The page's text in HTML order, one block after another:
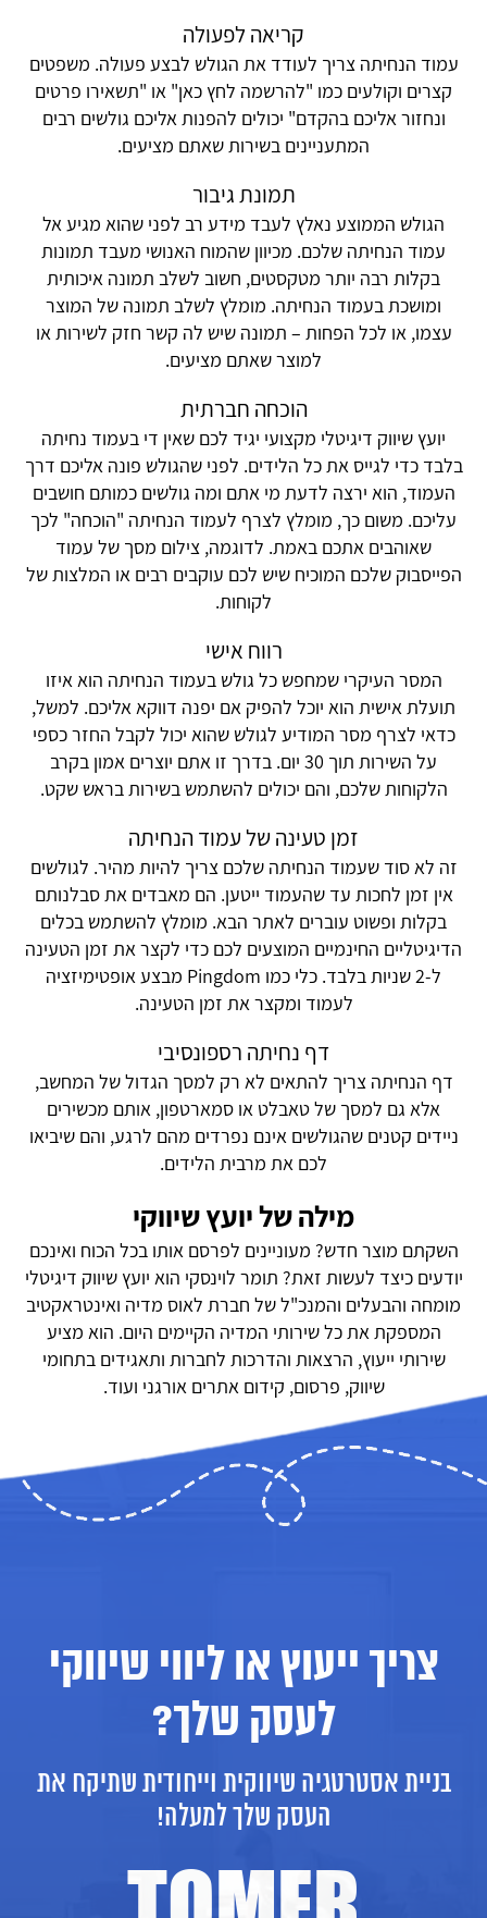
קריאה לפעולה
עמוד הנחיתה צריך לעודד את הגולש לבצע פעולה. משפטים
קצרים וקולעים כמו "להרשמה לחץ כאן" או "תשאירו פרטים
ונחזור אליכם בהקדם" יכולים להפנות אליכם גולשים רבים
המתעניינים בשירות שאתם מציעים.
תמונת גיבור
הגולש הממוצע נאלץ לעבד מידע רב לפני שהוא מגיע אל
עמוד הנחיתה שלכם. מכיוון שהמוח האנושי מעבד תמונות
בקלות רבה יותר מטקסטים, חשוב לשלב תמונה איכותית
ומושכת בעמוד הנחיתה. מומלץ לשלב תמונה של המוצר
עצמו, או לכל הפחות – תמונה שיש לה קשר חזק לשירות או
למוצר שאתם מציעים.
הוכחה חברתית
יועץ שיווק דיגיטלי מקצועי יגיד לכם שאין די בעמוד נחיתה
בלבד כדי לגייס את כל הלידים. לפני שהגולש פונה אליכם דרך
העמוד, הוא ירצה לדעת מי אתם ומה גולשים כמותם חושבים
עליכם. משום כך, מומלץ לצרף לעמוד הנחיתה "הוכחה" לכך
שאוהבים אתכם באמת. לדוגמה, צילום מסך של עמוד
הפייסבוק שלכם המוכיח שיש לכם עוקבים רבים או המלצות של
לקוחות.
רווח אישי
המסר העיקרי שמחפש כל גולש בעמוד הנחיתה הוא איזו
תועלת אישית הוא יוכל להפיק אם יפנה דווקא אליכם. למשל,
כדאי לצרף מסר המודיע לגולש שהוא יכול לקבל החזר כספי
על השירות תוך 30 יום. בדרך זו אתם יוצרים אמון בקרב
הלקוחות שלכם, והם יכולים להשתמש בשירות בראש שקט.
זמן טעינה של עמוד הנחיתה
זה לא סוד שעמוד הנחיתה שלכם צריך להיות מהיר. לגולשים
אין זמן לחכות עד שהעמוד ייטען. הם מאבדים את סבלנותם
בקלות ופשוט עוברים לאתר הבא. מומלץ להשתמש בכלים
הדיגיטליים החינמיים המוצעים לכם כדי לקצר את זמן הטעינה
ל-2 שניות בלבד. כלי כמו Pingdom מבצע אופטימיזציה
לעמוד ומקצר את זמן הטעינה.
דף נחיתה רספונסיבי
דף הנחיתה צריך להתאים לא רק למסך הגדול של המחשב,
אלא גם למסך של טאבלט או סמארטפון, אותם מכשירים
ניידים קטנים שהגולשים אינם נפרדים מהם לרגע, והם שיביאו
לכם את מרבית הלידים.
מילה של יועץ שיווקי
השקתם מוצר חדש? מעוניינים לפרסם אותו בכל הכוח ואינכם
יודעים כיצד לעשות זאת? תומר לוינסקי הוא יועץ שיווק דיגיטלי
מומחה והבעלים והמנכ"ל של חברת לאוס מדיה ואינטראקטיב
המספקת את כל שירותי המדיה הקיימים היום. הוא מציע
שירותי ייעוץ, הרצאות והדרכות לחברות ותאגידים בתחומי
שיווק, פרסום, קידום אתרים אורגני ועוד.
צריך ייעוץ או ליווי שיווקי
לעסק שלך?
בניית אסטרטגיה שיווקית וייחודית שתיקח את
העסק שלך למעלה!